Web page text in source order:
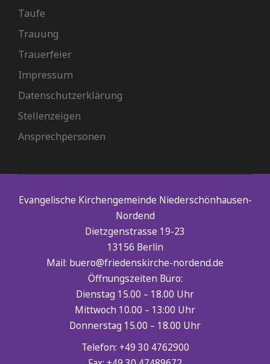
Taufe
Trauung
Trauerfeier
Impressum
Datenschutzerklärung
Stellenzeigen
Ansprechpersonen
Evangelische Kirchengemeinde Niederschönhausen-
Nordend
Dietzgenstrasse 19-23
13156 Berlin
Mail: buero@friedenskirche-nordend.de
Öffnungszeiten Büro:
Dienstag 15.00 – 18.00 Uhr
Mittwoch 10.00 – 13:00 Uhr
Donnerstag 15.00 – 18.00 Uhr
Telefon: +49 30 4762900